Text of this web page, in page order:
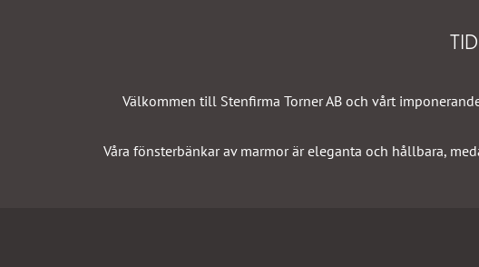
Välkommen till Stenfirma Torner AB och vårt
Våra fönsterbänkarav marmor är eleganta och hållbara,